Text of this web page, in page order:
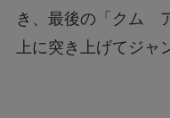
き、最後の「クム
上に突き上げてジャ